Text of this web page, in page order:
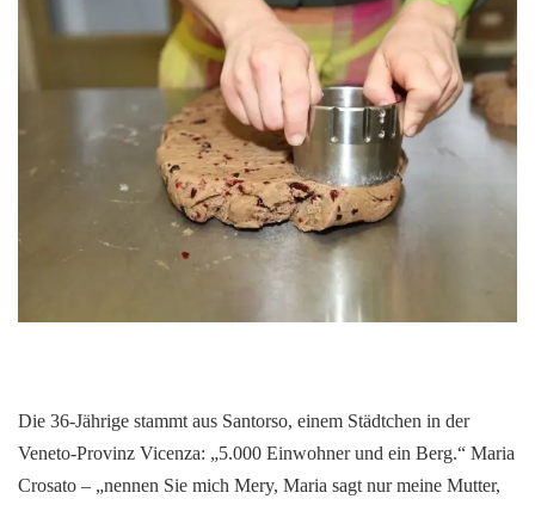
Die 36-Jährige stammt aus Santorso, einem Städtchen in der
Veneto-Provinz Vicenza: „5.000 Einwohner und ein Berg.“ Maria
Crosato – „nennen Sie mich Mery, Maria sagt nur meine Mutter,